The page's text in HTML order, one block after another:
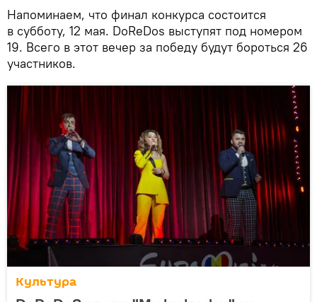
Напоминаем, что финал конкурса состоится
в субботу, 12 мая. DoReDos выступят под номером
19. Всего в этот вечер за победу будут бороться 26
участников.
Культура